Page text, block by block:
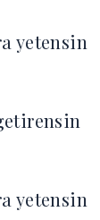
yetensin
yetensin